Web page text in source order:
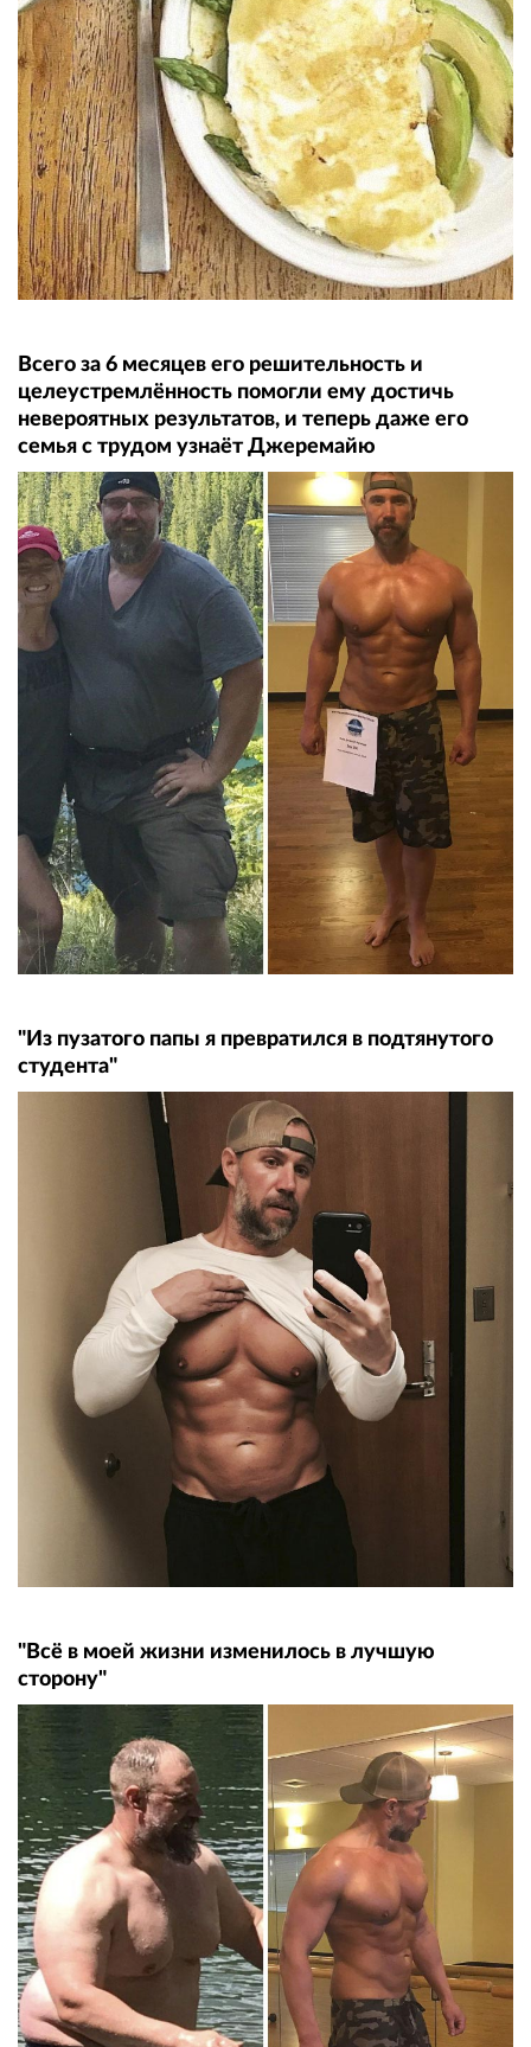
Всего за 6 месяцев его решительность и
целеустремлённость помогли ему достичь
невероятных результатов, и теперь даже его
семья с трудом узнаёт Джеремайю
"Из пузатого папы я превратился в подтянутого
студента"
"Всё в моей жизни изменилось в лучшую
сторону"